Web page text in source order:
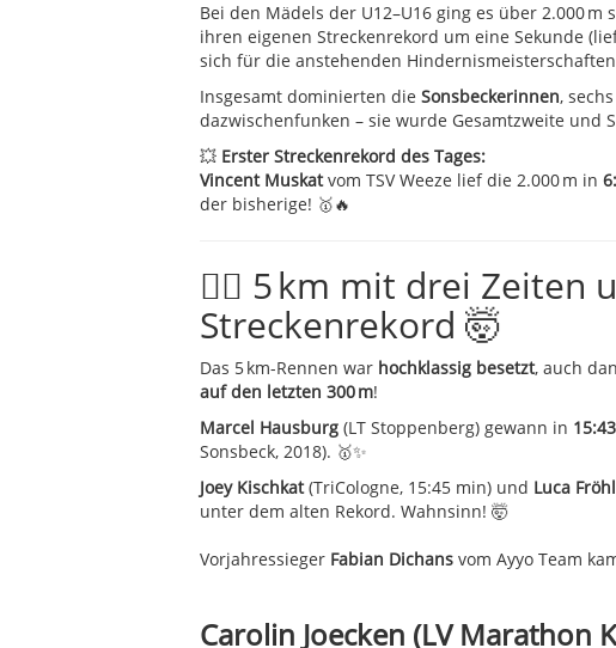
Bei den Mädels der U12–U16 ging es über 2.000
ihren eigenen Streckenrekord um eine Sekunde
sich für die anstehenden
Insgesamt dominierten die Sonsbeckerinnen,
dazwischenfunken – sie wurde Gesamtzweite und
💥 Erster Streckenrekord des Tages:
Vincent Muskatvom TSV Weeze lief die 2.000 m in
der bisherige! 🥇🔥
🏃‍♂️ 5 km mit drei Zeiten
Streckenrekord 🤯
Das 5 km-Rennen war hochklassig besetzt, auch
auf den letzten 300 m!
Marcel Hausburg (LT Stoppenberg) gewann in
Sonsbeck, 2018). 🥇✨
Joey Kischkat(TriCologne, 15:45 min) und Luca
unter dem alten Rekord. Wahnsinn! 🤯
Vorjahressieger Fabian Dichans vom Ayyo Team
Carolin Joecken (LV Marathon